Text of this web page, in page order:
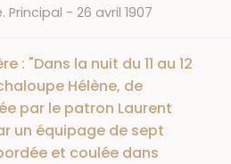
Principal DATE
26 avril 1907
: "Dans la nuit du 11 au 12
Hélène, de
par le patron Laurent
un équipage de sept
et coulée dans